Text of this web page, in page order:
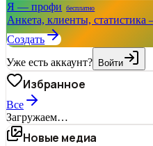
Я — профи бесплатно
Анкета, клиенты,
Создать
Уже есть аккаунт? Войти
Избранное
Все
Загружаем…
Новые медиа